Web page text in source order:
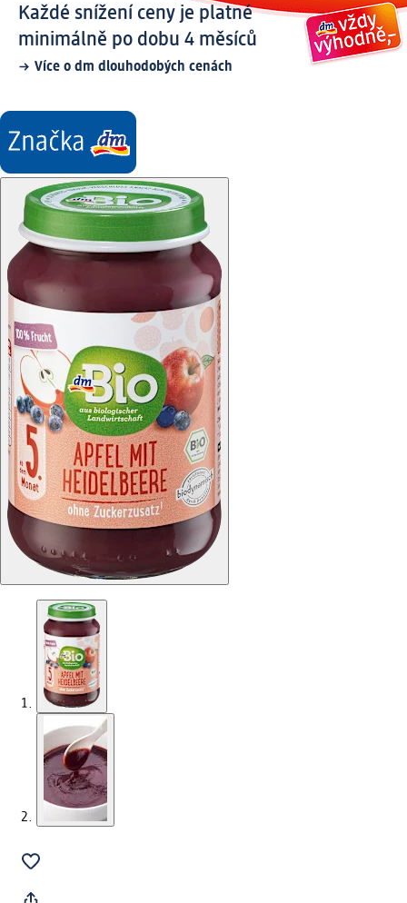
Každé snížení ceny je platné
minimálně po dobu 4 měsíců
Více o dm dlouhodobých cenách